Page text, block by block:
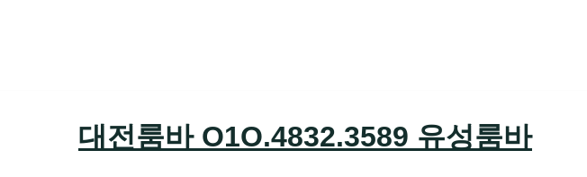
대전룸바 O1O.4832.3589 유성룸바